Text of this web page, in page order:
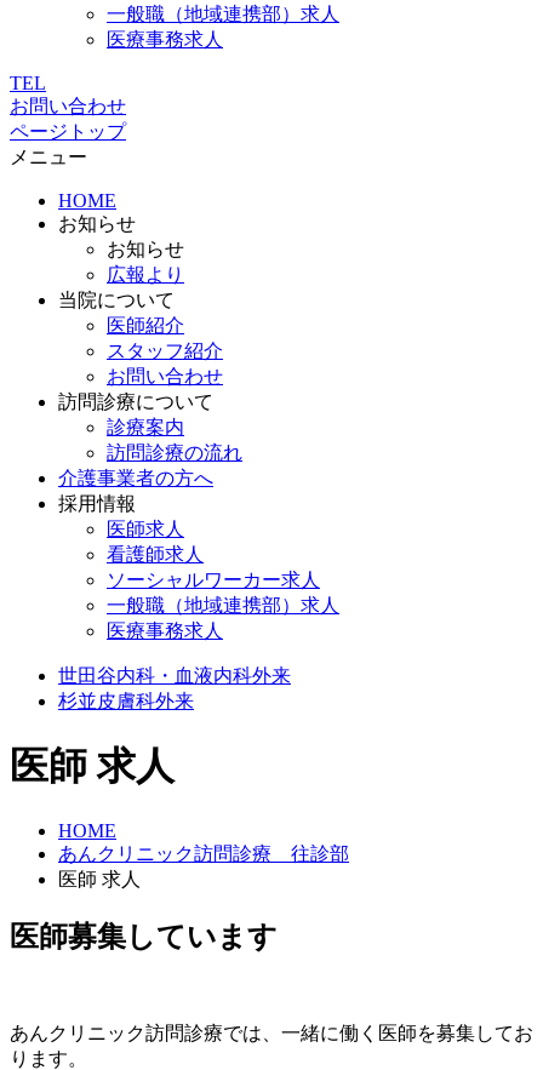
一般職（地域連携部）求人
医療事務求人
TEL
お問い合わせ
ページトップ
メニュー
HOME
お知らせ
お知らせ
広報より
当院について
医師紹介
スタッフ紹介
お問い合わせ
訪問診療について
診療案内
訪問診療の流れ
介護事業者の方へ
採用情報
医師求人
看護師求人
ソーシャルワーカー求人
一般職（地域連携部）求人
医療事務求人
世田谷内科・血液内科外来
杉並皮膚科外来
医師 求人
HOME
あんクリニック訪問診療 往診部
医師 求人
医師募集しています
あんクリニック訪問診療では、一緒に働く医師を募集してお
ります。